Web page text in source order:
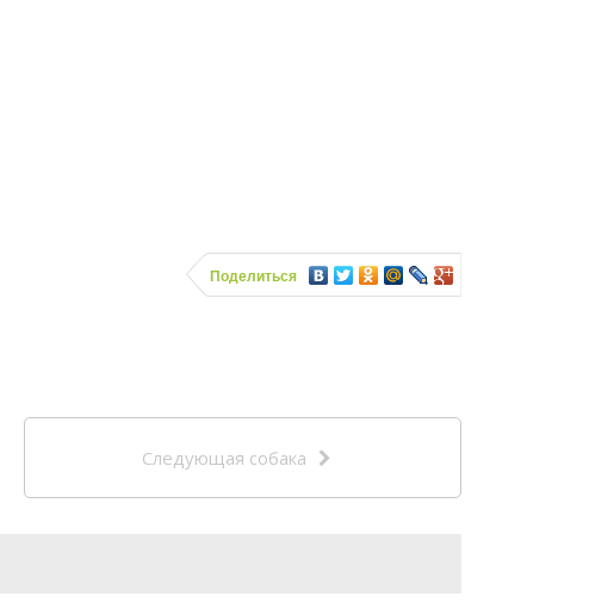
Поделиться
Следующая собака